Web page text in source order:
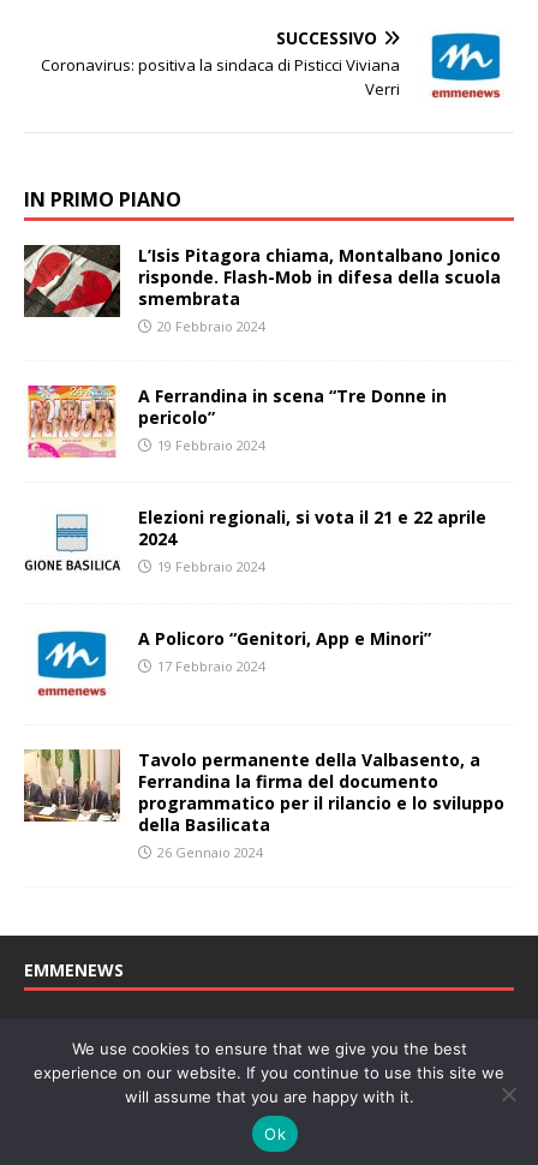
SUCCESSIVO
Coronavirus: positiva la sindaca di Pisticci Viviana
Verri
IN PRIMO PIANO
L’Isis Pitagora chiama, Montalbano Jonico
risponde. Flash-Mob in difesa della scuola
smembrata
20 Febbraio 2024
A Ferrandina in scena “Tre Donne in
pericolo”
19 Febbraio 2024
Elezioni regionali, si vota il 21 e 22 aprile
2024
19 Febbraio 2024
A Policoro “Genitori, App e Minori”
17 Febbraio 2024
Tavolo permanente della Valbasento, a
Ferrandina la firma del documento
programmatico per il rilancio e lo sviluppo
della Basilicata
26 Gennaio 2024
EMMENEWS
27/04/2011. Direttore Responsabile: Concetta Monzo, Editore: Deah
soc. coop. P. Iva: 01219430772
, un marchio di
We use cookies to ensure that we give you the best
experience on our website. If you continue to use this site we
will assume that you are happy with it.
Ok